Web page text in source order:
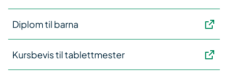
Diplom til barna
Kursbevis til tablettmester